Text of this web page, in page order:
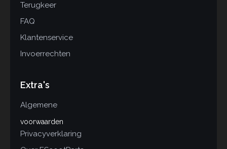
Terugkeer
FAQ
Klantenservice
Invoerrechten
Extra's
Algemene
voorwaarden
Privacyverklaring